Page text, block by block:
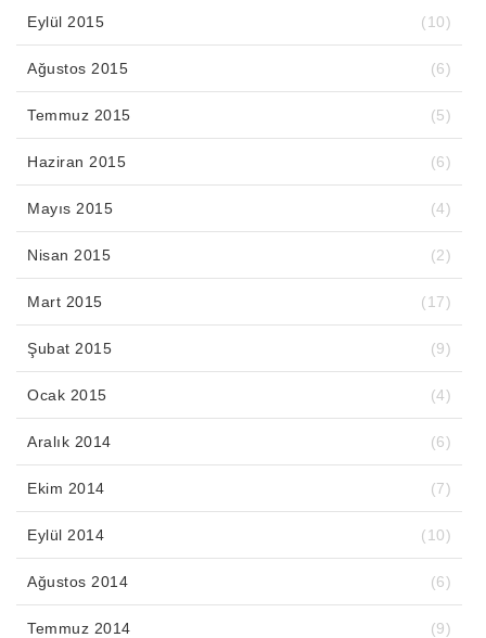
Eylül 2015 (10)
Ağustos 2015 (6)
Temmuz 2015 (5)
Haziran 2015 (6)
Mayıs 2015 (4)
Nisan 2015 (2)
Mart 2015 (17)
Şubat 2015 (9)
Ocak 2015 (4)
Aralık 2014 (6)
Ekim 2014 (7)
Eylül 2014 (10)
Ağustos 2014 (6)
Temmuz 2014 (9)